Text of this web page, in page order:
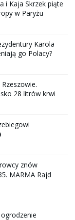
i Kaja Skrzek piąte
w Paryżu
Karola
go Polacy?
28 litrów krwi
znów
MARMA Rajd